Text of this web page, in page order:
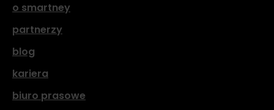
o smartney
partnerzy
blog
kariera
biuro prasowe